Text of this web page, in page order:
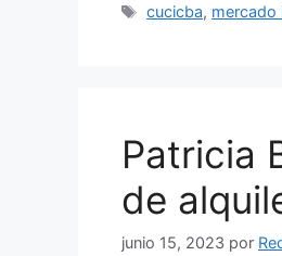
Etiquetas
cucicba, mercado
Patricia
de
junio 15, 2023 por